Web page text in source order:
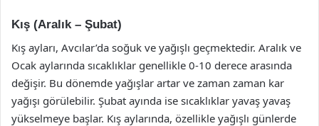
Kış (Aralık – Şubat)
Kış ayları, Avcılar’da soğuk ve yağışlı geçmektedir. Aralık ve
Ocak aylarında sıcaklıklar genellikle 0-10 derece arasında
değişir. Bu dönemde yağışlar artar ve zaman zaman kar
yağışı görülebilir. Şubat ayında ise sıcaklıklar yavaş yavaş
yükselmeye başlar. Kış aylarında, özellikle yağışlı günlerde